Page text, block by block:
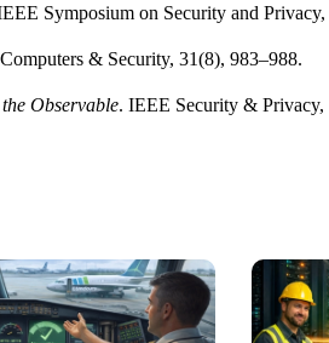
Symposium on Security and
& Security, 31(8), 983–988.
Observable. IEEE Security & Privacy,